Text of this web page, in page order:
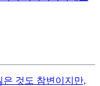
것도 참변이지만,